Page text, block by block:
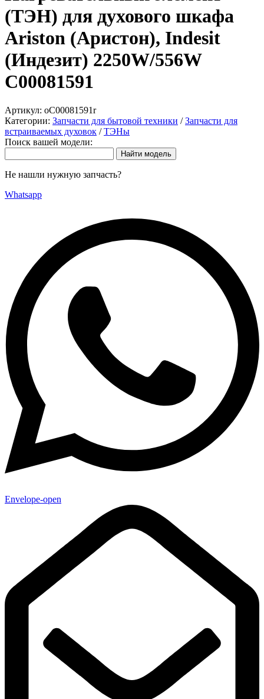
(ТЭН) для духового шкафа
Ariston (Аристон), Indesit
(Индезит) 2250W/556W
C00081591
Артикул: oC00081591r
Категории: Запчасти для бытовой техники /Запчасти для
встраиваемых духовок /ТЭНы
Поиск вашей модели:
Не нашли нужную запчасть?
Whatsapp
Envelope-open